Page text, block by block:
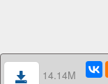
14.14M